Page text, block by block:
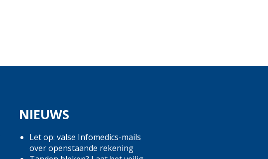
NIEUWS
Let op: valse Infomedics-mails
over openstaande rekening